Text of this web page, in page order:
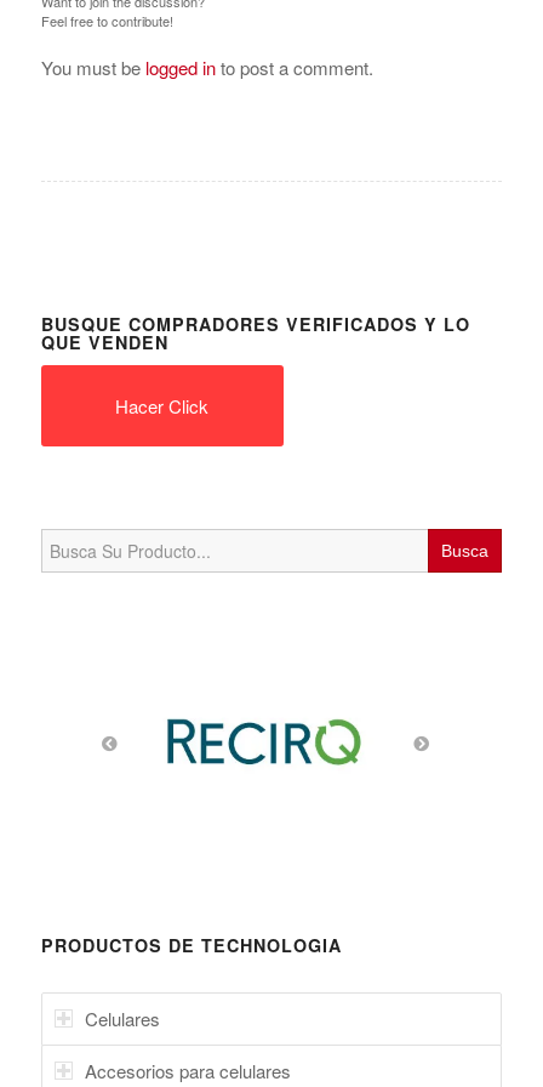
Feel free to contribute!
You must be logged into post a comment.
BUSQUE COMPRADORES VERIFICADOS Y LO
QUE VENDEN
Hacer Click
Search
for:
PRODUCTOS DE TECHNOLOGIA
Celulares
Accesorios para celulares